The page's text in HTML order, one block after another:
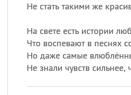
Не стать такими же
На свете есть истории
Что воспевают в песнях
Но даже самые
Не знали чувств сильнее,
ИМЕНА